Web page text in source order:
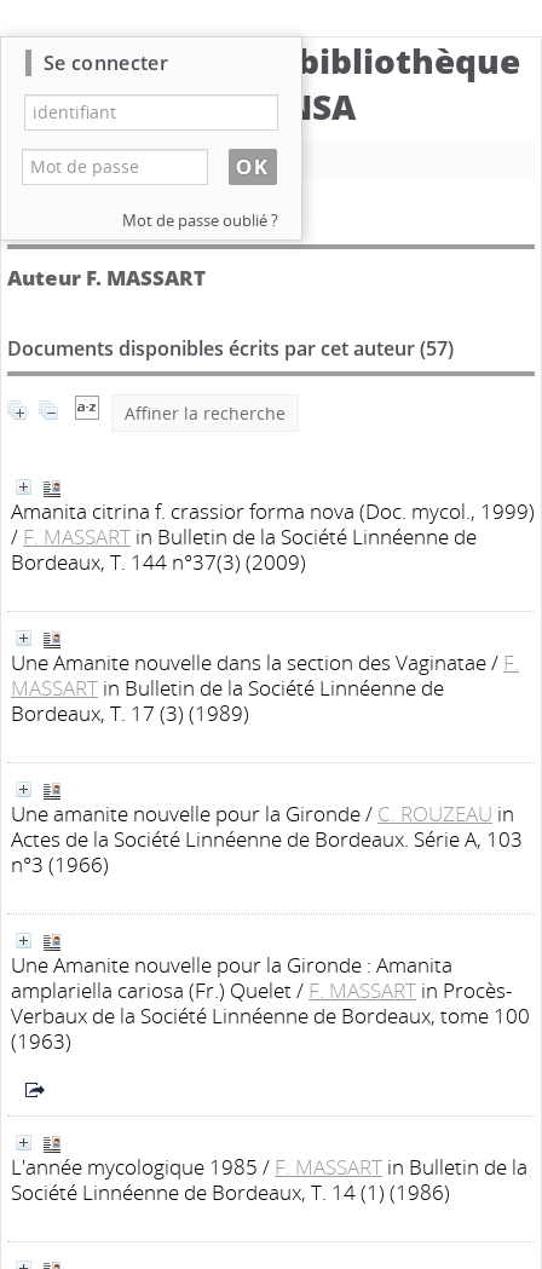
Catalogue de la bibliothèque
du CBNSA
Nouvelle recherche
Détail de l'auteur
Auteur F. MASSART
Documents disponibles écrits par cet auteur (57)
Affiner la recherche
Amanita citrina f. crassior forma nova (Doc. mycol., 1999)
/ F. MASSART in Bulletin de la Société Linnéenne de
Bordeaux, T. 144 n°37(3) (2009)
Une Amanite nouvelle dans la section des Vaginatae/ F.
MASSART in Bulletin de la Société Linnéenne de
Bordeaux, T. 17 (3) (1989)
Une amanite nouvelle pour la Gironde/ C. ROUZEAU in
Actes de la Société Linnéenne de Bordeaux. Série A, 103
n°3 (1966)
Une Amanite nouvelle pour la Gironde : Amanita
amplariella cariosa (Fr.) Quelet/ F. MASSART in Procès-
Verbaux de la Société Linnéenne de Bordeaux, tome 100
(1963)
L'année mycologique 1985 / F. MASSART in Bulletin de la
Société Linnéenne de Bordeaux, T. 14 (1) (1986)
Se connecter
Mot de passe oublié ?